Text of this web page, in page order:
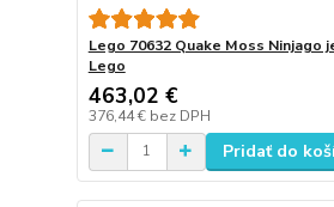
Lego 70632 Quake Moss Ninjago
Lego
463,02 €
376,44 € bez DPH
Pridať do